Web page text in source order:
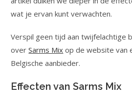
wat je ervan kunt verwachten.
Verspil geen tijd aan twijfelachtige
overSarms Mix op de website van
Belgische aanbieder.
Effecten van Sarms Mix